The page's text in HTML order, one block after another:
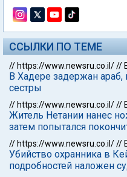
ССЫЛКИ ПО ТЕМЕ
// https://www.newsru.co.il///
В Хадере задержан
сестры
// https://www.newsru.co.il///
Житель Нетании нанес
затем попытался
// https://www.newsru.co.il///
Убийство охранника в
подробностей наложен